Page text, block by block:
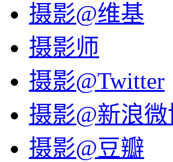
摄影@维基
摄影师
摄影@Twitter
摄影@新浪微
摄影@豆瓣